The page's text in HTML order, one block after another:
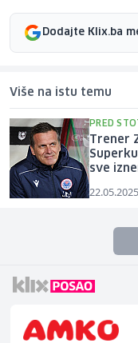
Dodajte Klix.ba
Više na istu temu
PRED
Trener
sve